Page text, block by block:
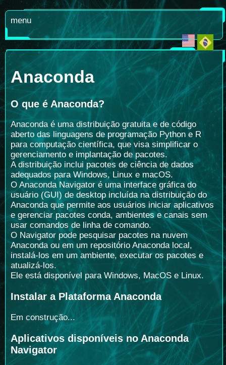
menu
Anaconda
O que é Anaconda?
Anaconda é uma distribuição gratuita e de código
aberto das linguagens de programação Python e R
para computação científica, que visa simplificar o
gerenciamento e implantação de pacotes.
A distribuição inclui pacotes de ciência de dados
adequados para Windows, Linux e macOS.
O Anaconda Navigator é uma interface gráfica do
usuário (GUI) de desktop incluída na distribuição do
Anaconda que permite aos usuários iniciar aplicativos
e gerenciar pacotes conda, ambientes e canais sem
usar comandos de linha de comando.
O Navigator pode pesquisar pacotes na nuvem
Anaconda ou em um repositório Anaconda local,
instalá-los em um ambiente, executar os pacotes e
atualizá-los.
Ele está disponível para Windows, MacOS e Linux.
Instalar a Plataforma Anaconda
Em construção...
Aplicativos disponíveis no Anaconda
Navigator